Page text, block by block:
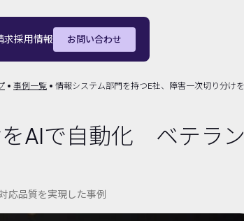
求採用情報 お問い合わせ
事例一覧
をAIで自動化 ベテラン
応品質を実現した事例